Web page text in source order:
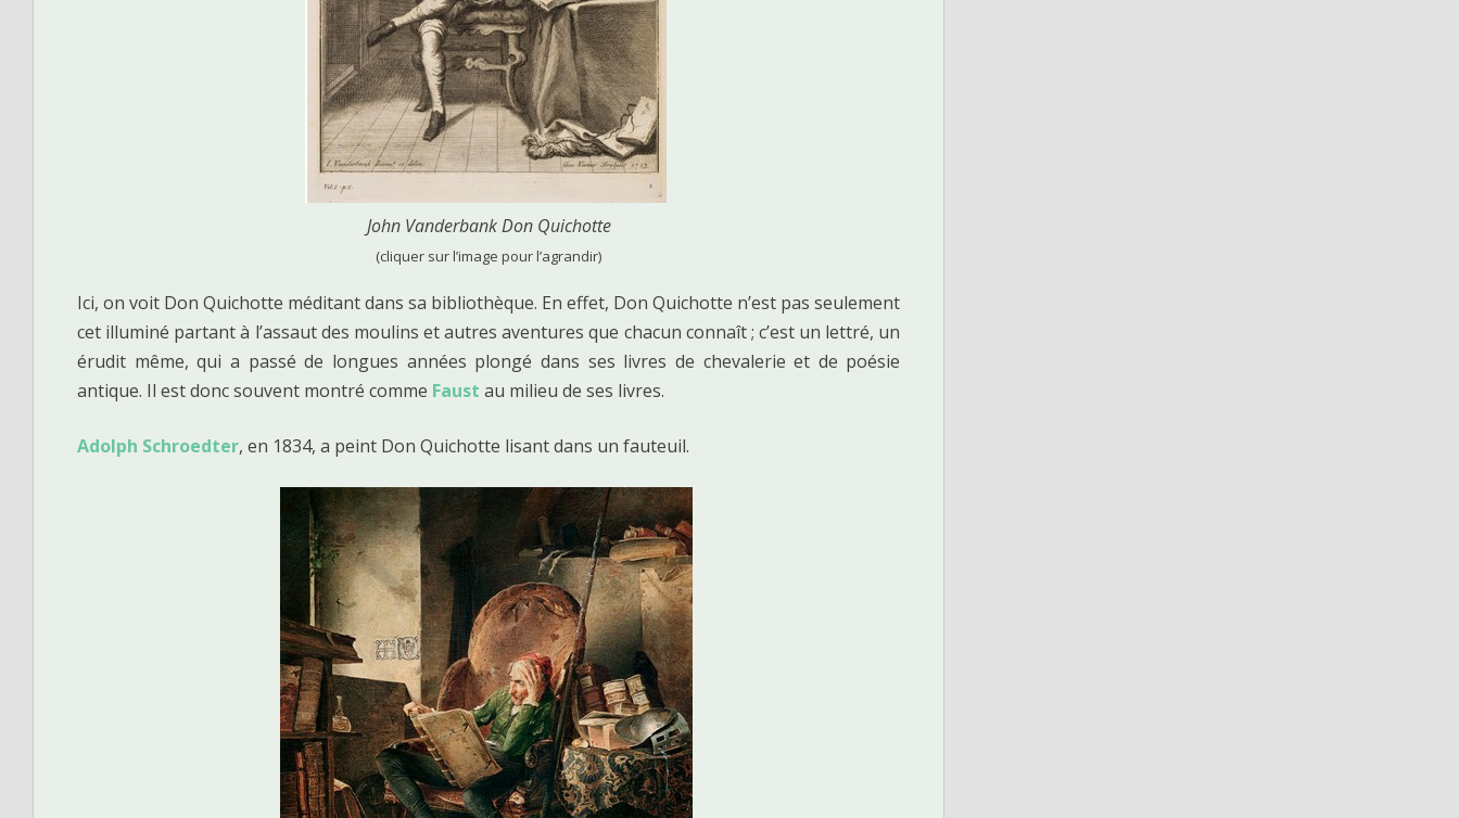
John Vanderbank Don Quichotte
(cliquer sur l’image pour l’agrandir)
Ici, on voit Don Quichotte méditant dans sa bibliothèque. En effet, Don Quichotte n’est pas seulement
cet illuminé partant à l’assaut des moulins et autres aventures que chacun connaît ; c’est un lettré, un
érudit même, qui a passé de longues années plongé dans ses livres de chevalerie et de poésie
antique. Il est donc souvent montré comme Faust au milieu de ses livres.
Adolph Schroedter, en 1834, a peint Don Quichotte lisant dans un fauteuil.